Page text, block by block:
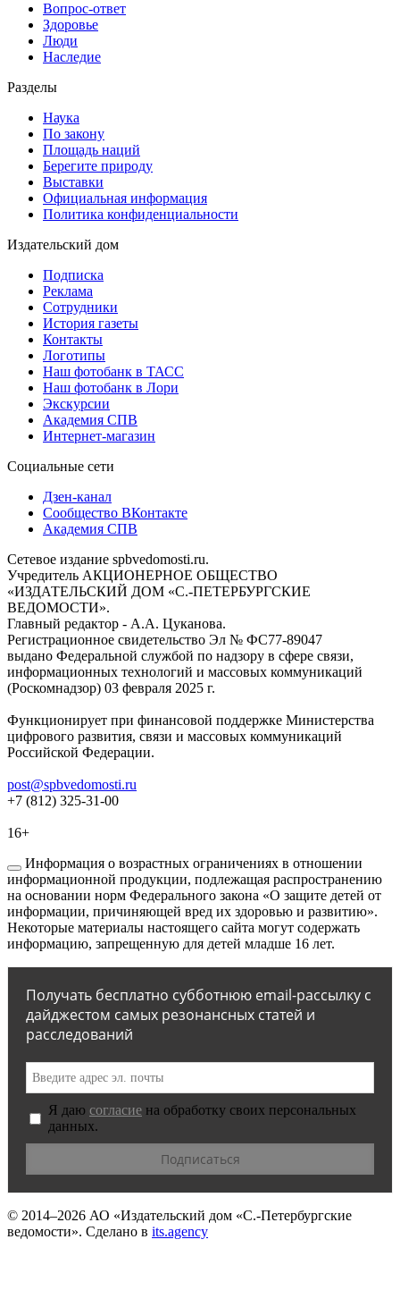
Вопрос-ответ
Здоровье
Люди
Наследие
Разделы
Наука
По закону
Площадь наций
Берегите природу
Выставки
Официальная информация
Политика конфиденциальности
Издательский дом
Подписка
Реклама
Сотрудники
История газеты
Контакты
Логотипы
Наш фотобанк в ТАСС
Наш фотобанк в Лори
Экскурсии
Академия СПВ
Интернет-магазин
Социальные сети
Дзен-канал
Сообщество ВКонтакте
Академия СПВ
Сетевое издание spbvedomosti.ru.
Учредитель АКЦИОНЕРНОЕ ОБЩЕСТВО
«ИЗДАТЕЛЬСКИЙ ДОМ «С.-ПЕТЕРБУРГСКИЕ
ВЕДОМОСТИ».
Главный редактор - А.А. Цуканова.
Регистрационное свидетельство Эл № ФС77-89047
выдано Федеральной службой по надзору в сфере связи,
информационных технологий и массовых коммуникаций
(Роскомнадзор) 03 февраля 2025 г.
Функционирует при финансовой поддержке Министерства
цифрового развития, связи и массовых коммуникаций
Российской Федерации.
post@spbvedomosti.ru
+7 (812) 325-31-00
16+
Информация о возрастных ограничениях в отношении
информационной продукции, подлежащая распространению
на основании норм Федерального закона «О защите детей от
информации, причиняющей вред их здоровью и развитию».
Некоторые материалы настоящего сайта могут содержать
информацию, запрещенную для детей младше 16 лет.
Получать бесплатно субботнюю email-рассылку с
дайджестом самых резонансных статей и
расследований
Я даю согласие на обработку своих персональных
данных.
© 2014–2026 АО «Издательский дом «С.-Петербургские
ведомости». Сделано в its.agency